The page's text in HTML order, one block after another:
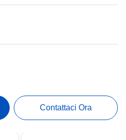
Contattaci Ora